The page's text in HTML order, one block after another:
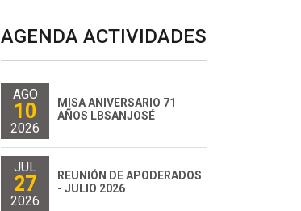
AGENDA ACTIVIDADES
AGO
10
2026
MISA ANIVERSARIO 71
AÑOS LBSANJOSÉ
JUL
27
2026
REUNIÓN DE APODERADOS
- JULIO 2026